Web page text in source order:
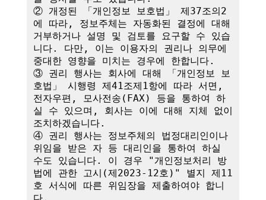
② 개정된 「개인정보 보호법」 제37조의2
에 따라, 정보주체는 자동화된 결정에 대해
거부하거나 설명 및 검토를 요구할 수 있습
니다. 다만, 이는 이용자의 권리나 의무에
중대한 영향을 미치는 경우에 한합니다.
③ 권리 행사는 회사에 대해 「개인정보 보
호법」 시행령 제41조제1항에 따라 서면,
전자우편, 모사전송(FAX) 등을 통하여 하
실 수 있으며, 회사는 이에 대해 지체 없이
조치하겠습니다.
④ 권리 행사는 정보주체의 법정대리인이나
위임을 받은 자 등 대리인을 통하여 하실
수도 있습니다. 이 경우 "개인정보처리 방
법에 관한 고시(제2023-12호)" 별지 제11
호 서식에 따른 위임장을 제출하여야 합니